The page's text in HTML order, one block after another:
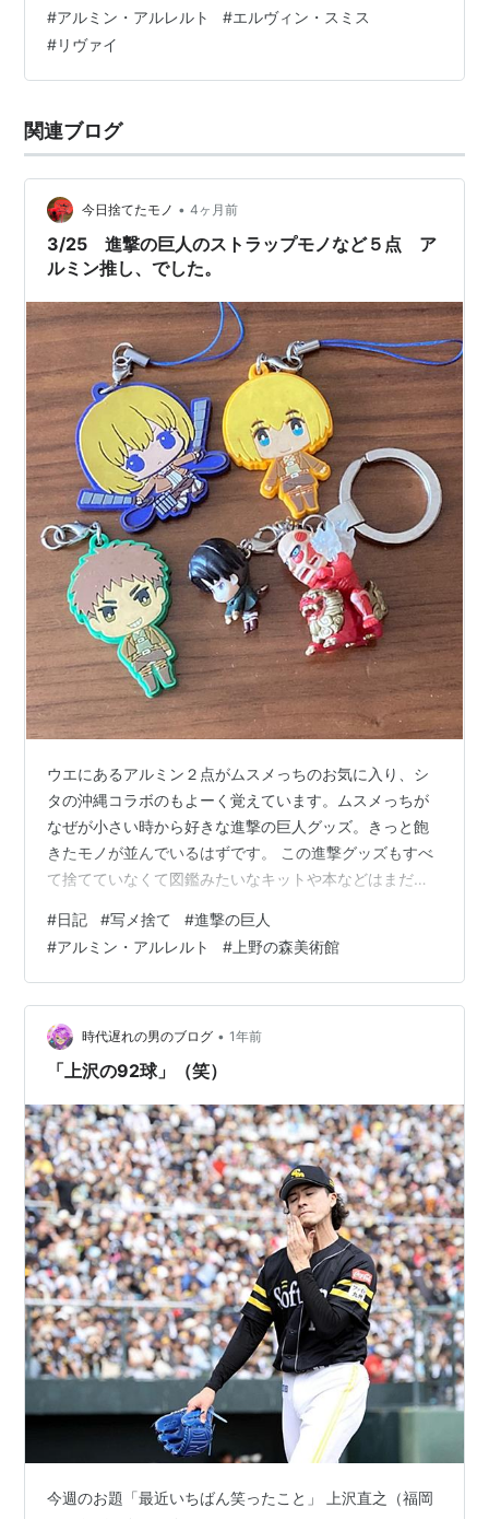
#アルミン・アルレルト #エルヴィン・スミス
#リヴァイ
関連ブログ
今日捨てたモノ • 4ヶ月前
3/25 進撃の巨人のストラップモノなど５点 ア
ルミン推し、でした。
ウエにあるアルミン２点がムスメっちのお気に入り、シ
タの沖縄コラボのもよーく覚えています。ムスメっちが
なぜが小さい時から好きな進撃の巨人グッズ。きっと飽
きたモノが並んでいるはずです。 この進撃グッズもすべ
て捨てていなくて図鑑みたいなキットや本などはまだま
人展を観に行きたい、と言ったムスメっちはまだ小学校
前半だったよーな… 周りの大きな男の子が多い中、ムス
メっちはご満悦でしたがなんかオヤジとしては… 微妙な
感じでした。 以前にここに書いて、再度失礼しますが、
数々のオカルト好きなムスメっち、いまでもそういった
ネタを私にフッてきます。その彼女がいつも言…
#日記 #写メ捨て #進撃の巨人
#アルミン・アルレルト # 上野の森美術館
時代遅れの男のブログ • 1年前
「上沢の92球」（笑）
今週のお題「最近いちばん笑ったこと」 上沢直之（福岡